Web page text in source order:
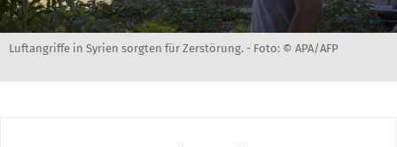
Luftangriffe in Syrien sorgten für Zerstörung. - Foto: © APA/AFP